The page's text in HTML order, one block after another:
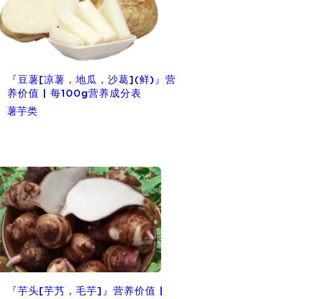
『豆薯[凉薯，地瓜，沙葛](鲜)』营
养价值 | 每100g营养成分表
薯芋类
『芋头[芋艿，毛芋]』营养价值 |